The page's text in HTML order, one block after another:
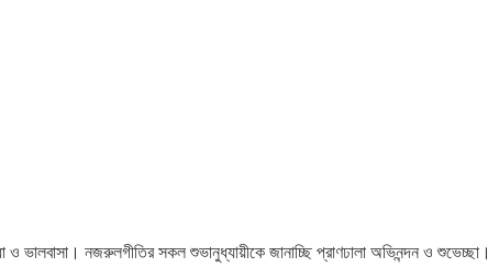
ও ভালবাসা। নজরুলগীতির সকল শুভানুধ্যায়ীকে জানাচ্ছি প্রাণঢালা অভিনন্দন ও শুভেচ্ছা।